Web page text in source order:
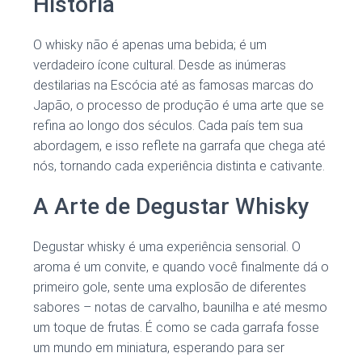
O whisky não é apenas uma bebida; é um
verdadeiro ícone cultural. Desde as inúmeras
destilarias na Escócia até as famosas marcas do
Japão, o processo de produção é uma arte que se
refina ao longo dos séculos. Cada país tem sua
abordagem, e isso reflete na garrafa que chega até
nós, tornando cada experiência distinta e cativante.
A Arte de Degustar Whisky
Degustar whisky é uma experiência sensorial. O
aroma é um convite, e quando você finalmente dá o
primeiro gole, sente uma explosão de diferentes
sabores – notas de carvalho, baunilha e até mesmo
um toque de frutas. É como se cada garrafa fosse
um mundo em miniatura, esperando para ser